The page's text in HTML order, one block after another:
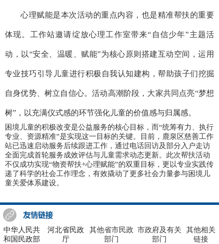
心理赋能是本次活动的重点内容，也是精准帮扶的重要
体现。工作站邀请绽放心理工作室带来“自信少年”主题活
动，以“安全、温暖、赋能”为核心原则搭建互动空间，运用
专业技巧引导儿童进行积极自我认知建构，帮助孩子们挖掘
自身优势、树立自信心。活动高潮阶段，大家共同点亮“梦想
树”，以充满仪式感的环节强化儿童的价值感与归属感。
困境儿童的积极改变是公益服务的核心目标，而“统筹有力、执行
专业、资源精准”是实现这一目标的关键。目前，鹿泉区慈善工作
站已迅速启动服务后续跟进工作，通过电话回访及部分入户走访
全面完成首轮服务成效评估与儿童需求动态更新。此次帮扶活动
不仅成功实现“物资帮扶+心理赋能”的双重目标，更以专业实践传
递了科学的社会工作理念，有效撬动了更多社会力量参与困境儿
童关爱体系建设。
中华人民共
和国民政部
河北省民政
厅
其他省市民政
部门
市政府及有关
部门
其他相关
链接